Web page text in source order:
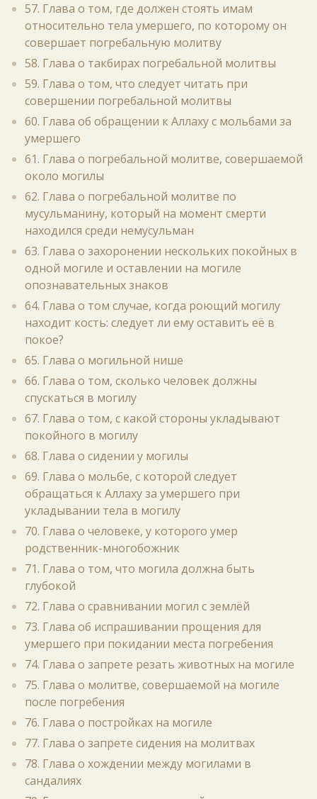
57. Глава о том, где должен стоять имам
относительно тела умершего, по которому он
совершает погребальную молитву
58. Глава о такбирах погребальной молитвы
59. Глава о том, что следует читать при
совершении погребальной молитвы
60. Глава об обращении к Аллаху с мольбами за
умершего
61. Глава о погребальной молитве, совершаемой
около могилы
62. Глава о погребальной молитве по
мусульманину, который на момент смерти
находился среди немусульман
63. Глава о захоронении нескольких покойных в
одной могиле и оставлении на могиле
опознавательных знаков
64. Глава о том случае, когда роющий могилу
находит кость: следует ли ему оставить её в
покое?
65. Глава о могильной нише
66. Глава о том, сколько человек должны
спускаться в могилу
67. Глава о том, с какой стороны укладывают
покойного в могилу
68. Глава о сидении у могилы
69. Глава о мольбе, с которой следует
обращаться к Аллаху за умершего при
укладывании тела в могилу
70. Глава о человеке, у которого умер
родственник-многобожник
71. Глава о том, что могила должна быть
глубокой
72. Глава о сравнивании могил с землёй
73. Глава об испрашивании прощения для
умершего при покидании места погребения
74. Глава о запрете резать животных на могиле
75. Глава о молитве, совершаемой на могиле
после погребения
76. Глава о постройках на могиле
77. Глава о запрете сидения на молитвах
78. Глава о хождении между могилами в
сандалиях